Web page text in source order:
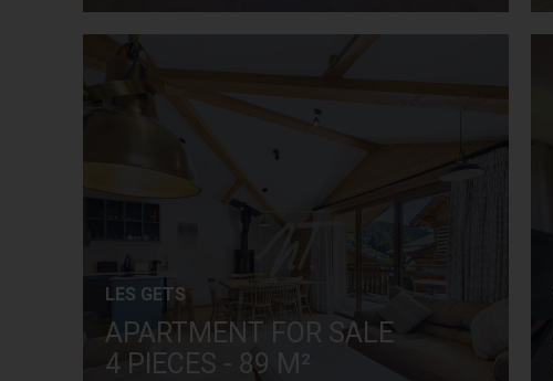
LES GETS
APARTMENT FOR SALE
4 PIECES - 89 M²